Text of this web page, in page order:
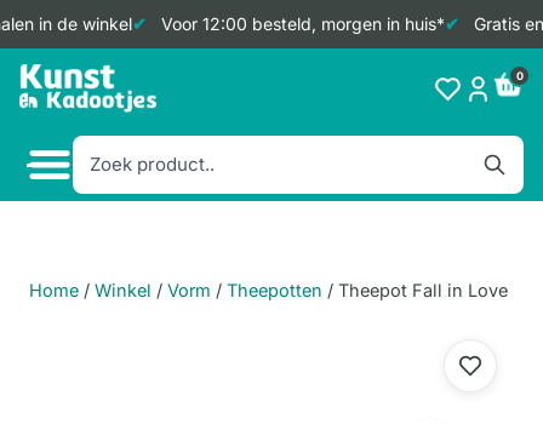
in de winkel Voor 12:00 besteld, morgen in huis* Gratis
Doorgaan
naar
0
Home / Winkel / Vorm / Theepotten / Theepot Fall in Love